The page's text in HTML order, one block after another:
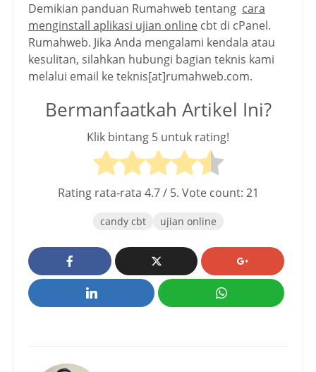
Demikian panduan Rumahweb tentang cara
menginstall aplikasi ujian online cbt di cPanel.
Rumahweb. Jika Anda mengalami kendala atau
kesulitan, silahkan hubungi bagian teknis kami
melalui email ke teknis[at]rumahweb.com.
Bermanfaatkah Artikel Ini?
Klik bintang 5 untuk rating!
Rating rata-rata 4.7/ 5. Vote count: 21
candy cbt ujian online